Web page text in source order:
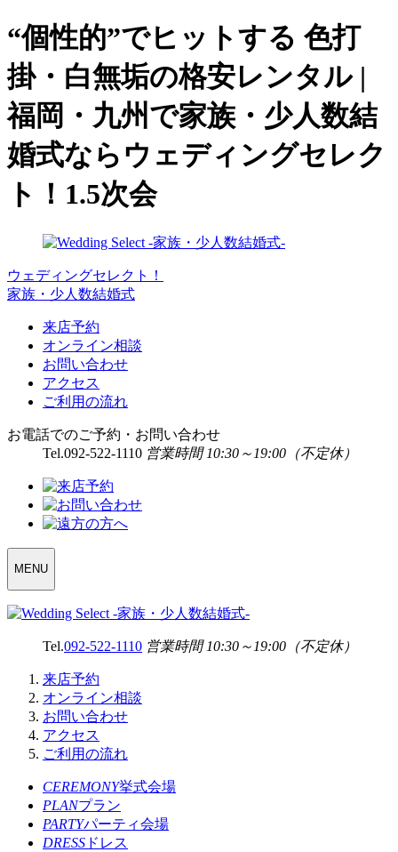
“個性的”でヒットする 色打
掛・白無垢の格安レンタル |
福岡・九州で家族・少人数結
婚式ならウェディングセレク
ト！1.5次会
ウェディングセレクト！
家族・少人数結婚式
来店予約
オンライン相談
お問い合わせ
アクセス
ご利用の流れ
お電話でのご予約・お問い合わせ
Tel.092-522-1110 営業時間 10:30～19:00（不定休）
SELECT
MENU
Tel.092-522-1110 営業時間 10:30～19:00（不定休）
来店予約
オンライン相談
お問い合わせ
アクセス
ご利用の流れ
CEREMONY挙式会場
PLANプラン
PARTYパーティ会場
DRESS ドレス